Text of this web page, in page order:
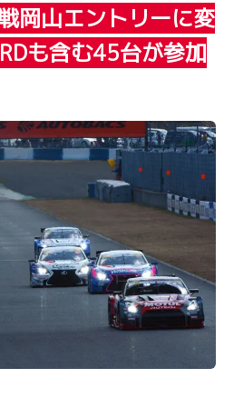
岡山エントリーに変
も含む45台が参加